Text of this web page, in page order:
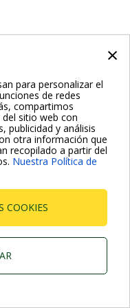
×
para personalizar el
de redes
compartimos
sitio web con
publicidad y análisis
otra información que
recopilado a partir del
Nuestra Política de
COOKIES